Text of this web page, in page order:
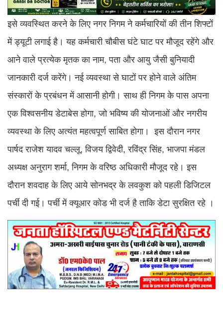
इसे व्यवस्थित करने के लिए नगर निगम ने कर्मचारियों की तीन शिफ्टों
में ड्यूटी लगाई है। यह कर्मचारी चौबीस घंटे घाट पर मौजूद रहेंगे और
आने वाले प्रत्येक मृतक का नाम, पता और आयु जैसी बुनियादी
जानकारी दर्ज करेंगे। नई व्यवस्था से घाटों पर होने वाले अंतिम
संस्कारों के प्रबंधन में आसानी होगी। साथ ही निगम के पास अपना
एक विश्वसनीय डेटाबेस होगा, जो भविष्य की योजनाओं और नगरीय
व्यवस्था के लिए अत्यंत महत्वपूर्ण साबित होगा। इस दौरान नगर
पार्षद राजेश यादव चल्लू, विजय द्विवेदी, रविंद्र सिंह, भाजपा मंडल
अध्यक्ष अनुराग शर्मा, निगम के वरिष्ठ अधिकारी मौजूद रहे। इस
दौरान शवदाह के लिए आये सोनभद्र के लवकुश को पहली डिजिटल
पर्ची दी गई। पर्ची में क्यूआर कोड भी दर्ज है ताकि डेटा सुरक्षित रहे ।